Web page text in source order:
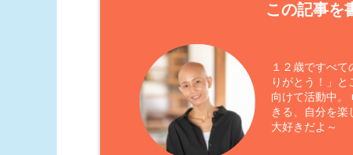
この記事を
１２歳ですべ
りがとう！」
向けて活動中
きる、自分を
大好きだよ～